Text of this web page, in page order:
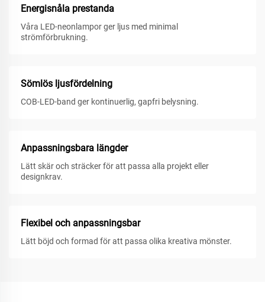
Energisnåla prestanda
Våra LED-neonlampor ger ljus med minimal
strömförbrukning.
Sömlös ljusfördelning
COB-LED-band ger kontinuerlig, gapfri belysning.
Anpassningsbara längder
Lätt skär och sträcker för att passa alla projekt eller
designkrav.
Flexibel och anpassningsbar
Lätt böjd och formad för att passa olika kreativa mönster.